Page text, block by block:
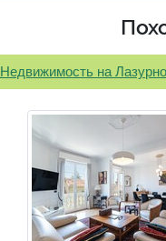
Недвижимость на